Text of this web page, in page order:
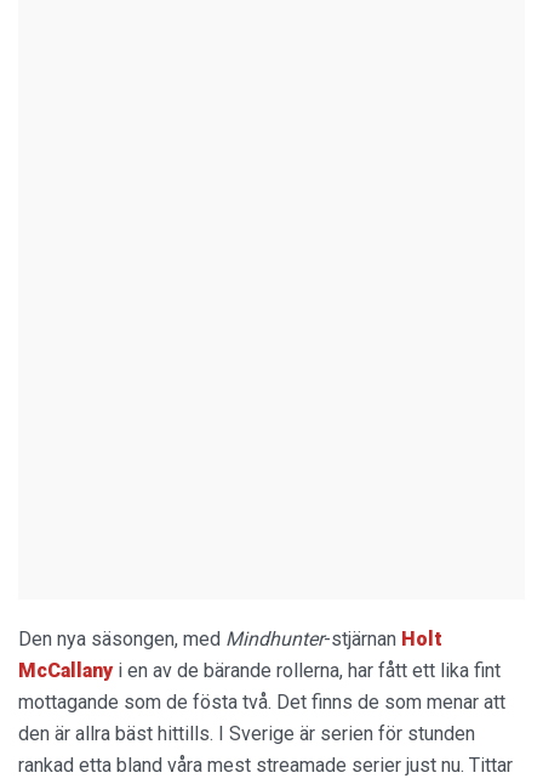
Den nya säsongen, med Mindhunter-stjärnan Holt
McCallanyi en av de bärande rollerna, har fått ett lika fint
mottagande som de fösta två. Det finns de som menar att
den är allra bäst hittills. I Sverige är serien för stunden
rankad etta bland våra mest streamade serier just nu. Tittar